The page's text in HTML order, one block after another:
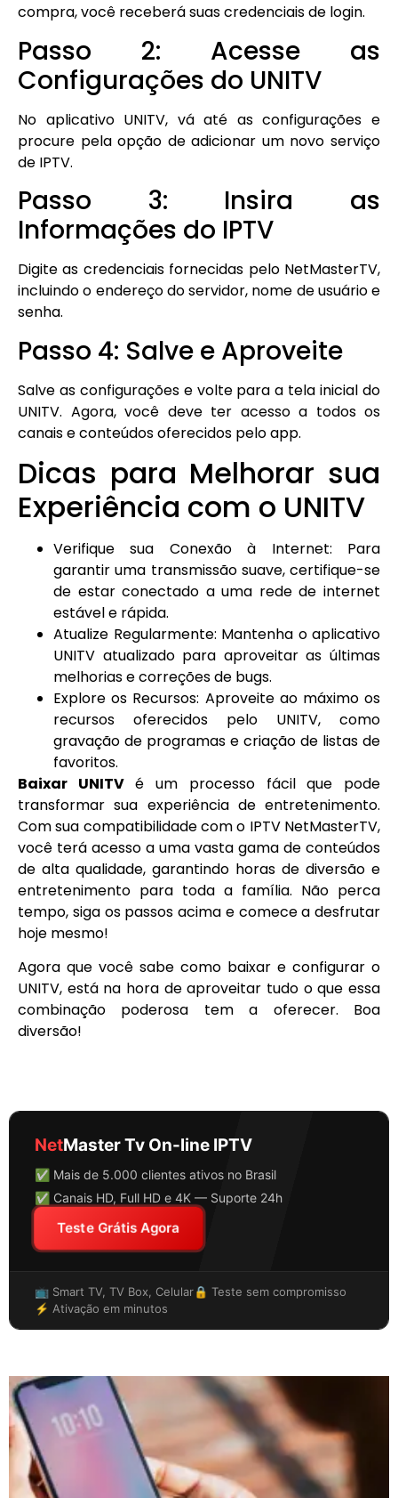
compra, você receberá suas credenciais de login.
Passo 2: Acesse as
Configurações do UNITV
No aplicativo UNITV, vá até as configurações e
procure pela opção de adicionar um novo serviço
de IPTV.
Passo 3: Insira as
Informações do IPTV
Digite as credenciais fornecidas pelo NetMasterTV,
incluindo o endereço do servidor, nome de usuário e
senha.
Passo 4: Salve e Aproveite
Salve as configurações e volte para a tela inicial do
UNITV. Agora, você deve ter acesso a todos os
canais e conteúdos oferecidos pelo app.
Dicas para Melhorar sua
Experiência com o UNITV
Verifique sua Conexão à Internet: Para
garantir uma transmissão suave, certifique-se
de estar conectado a uma rede de internet
estável e rápida.
Atualize Regularmente: Mantenha o aplicativo
UNITV atualizado para aproveitar as últimas
melhorias e correções de bugs.
Explore os Recursos: Aproveite ao máximo os
recursos oferecidos pelo UNITV, como
gravação de programas e criação de listas de
favoritos.
Baixar UNITVé um processo fácil que pode
transformar sua experiência de entretenimento.
Com sua compatibilidade com o IPTV NetMasterTV,
você terá acesso a uma vasta gama de conteúdos
de alta qualidade, garantindo horas de diversão e
entretenimento para toda a família. Não perca
tempo, siga os passos acima e comece a desfrutar
hoje mesmo!
Agora que você sabe como baixar e configurar o
UNITV, está na hora de aproveitar tudo o que essa
combinação poderosa tem a oferecer. Boa
diversão!
NetMaster Tv On-line IPTV
✅ Mais de 5.000 clientes ativos no Brasil
✅ Canais HD, Full HD e 4K — Suporte 24h
Teste Grátis Agora
📺 Smart TV, TV Box, Celular🔒 Teste sem compromisso
⚡ Ativação em minutos